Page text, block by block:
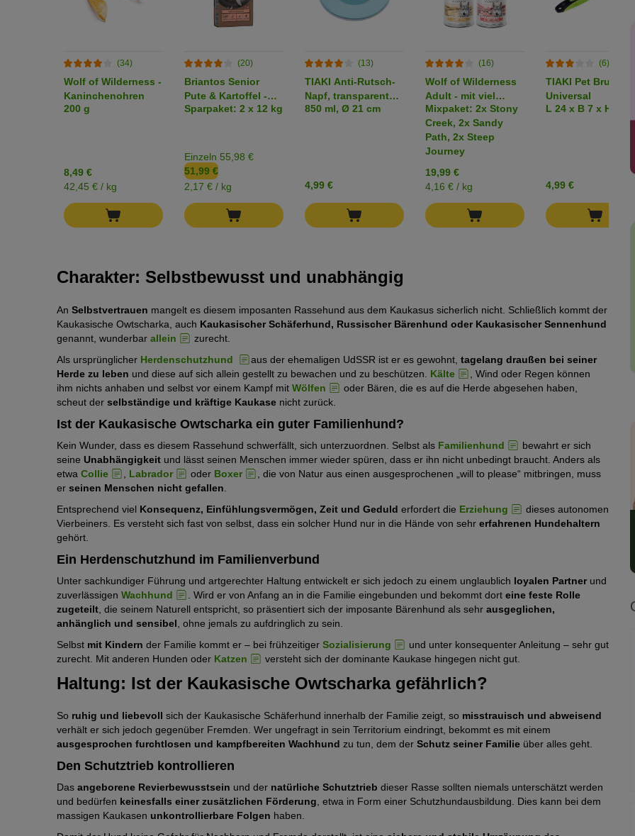
(34)
Wolf of Wilderness -
Kaninchenohren
200 g
8,49 €
42,45 € / kg
(20)
Briantos Senior
Pute & Kartoffel -
GETREIDEFREIE
Sparpaket: 2 x 12 kg
Einzeln 55,98 €
51,99 €
2,17 € / kg
(13)
TIAKI Anti-Rutsch-
Napf, transparent
blau
850 ml, Ø 21 cm
4,99 €
(16)
Wolf of Wilderness
Adult - mit viel
frischem Geflügel 6
x 800 g
Mixpaket: 2x Stony
Creek, 2x Sandy
Path, 2x Steep
Journey
19,99 €
4,16 € / kg
(6)
TIAKI Pet Brush
Universal
L 24 x B 7 x H 4 cm
4,99 €
Charakter: Selbstbewusst und unabhängig
An Selbstvertrauen mangelt es diesem imposanten Rassehund aus dem Kaukasus sicherlich nicht. Schließlich kommt der
Kaukasische Owtscharka, auch Kaukasischer Schäferhund, Russischer Bärenhund oder Kaukasischer Sennenhund
genannt, wunderbar allein
zurecht.
Als ursprünglicher Herdenschutzhund aus der ehemaligen UdSSR ist er es gewohnt, tagelang draußen bei seiner
Herde zu leben und diese auf sich allein gestellt zu bewachen und zu beschützen. Kälte
, Wind oder Regen können
ihm nichts anhaben und selbst vor einem Kampf mit Wölfen
oder Bären, die es auf die Herde abgesehen haben,
scheut der selbständige und kräftige Kaukase nicht zurück.
Ist der Kaukasische Owtscharka ein guter Familienhund?
Kein Wunder, dass es diesem Rassehund schwerfällt, sich unterzuordnen. Selbst als Familienhund
bewahrt er sich
seine Unabhängigkeit und lässt seinen Menschen immer wieder spüren, dass er ihn nicht unbedingt braucht. Anders als
etwa Collie Labrador oder Boxer
, die von Natur aus einen ausgesprochenen „will to please“ mitbringen, muss
er seinen Menschen nicht gefallen
Entsprechend viel Konsequenz, Einfühlungsvermögen, Zeit und Geduld erfordert die Erziehung
dieses autonomen
Vierbeiners. Es versteht sich fast von selbst, dass ein solcher Hund nur in die Hände von sehr erfahrenen Hundehaltern
gehört.
Ein Herdenschutzhund im Familienverbund
Unter sachkundiger Führung und artgerechter Haltung entwickelt er sich jedoch zu einem unglaublich loyalen Partnerund
zuverlässigen Wachhund . Wird er von Anfang an in die Familie eingebunden und bekommt dort eine feste Rolle
zugeteilt , die seinem Naturell entspricht, so präsentiert sich der imposante Bärenhund als sehr ausgeglichen,
anhänglich und sensibel , ohne jemals zu aufdringlich zu sein.
Selbst mit Kindern der Familie kommt er – bei frühzeitiger Sozialisierung
und unter konsequenter Anleitung – sehr gut
zurecht. Mit anderen Hunden oder Katzen versteht sich der dominante Kaukase hingegen nicht gut.
Haltung: Ist der Kaukasische Owtscharka gefährlich?
So ruhig und liebevoll sich der Kaukasische Schäferhund innerhalb der Familie zeigt, so misstrauisch und abweisend
verhält er sich jedoch gegenüber Fremden. Wer ungefragt in sein Territorium eindringt, bekommt es mit einem
ausgesprochen furchtlosen und kampfbereiten Wachhund zu tun, dem der Schutz seiner Familie über alles geht.
Den Schutztrieb kontrollieren
Das angeborene Revierbewusstsein und der natürliche Schutztrieb dieser Rasse sollten niemals unterschätzt werden
und bedürfen keinesfalls einer zusätzlichen Förderung, etwa in Form einer Schutzhundausbildung. Dies kann bei dem
massigen Kaukasen unkontrollierbare Folgen haben.